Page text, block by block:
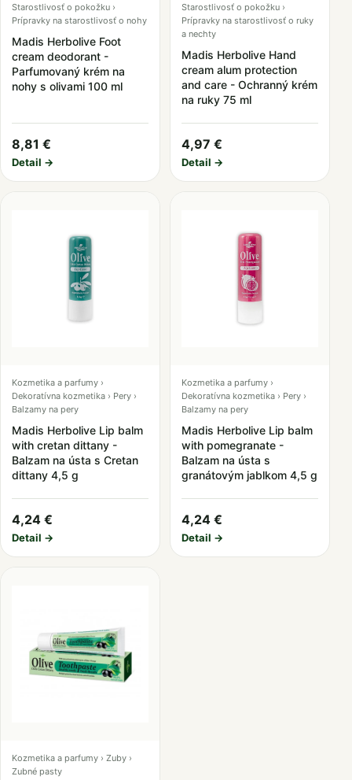
Starostlivosť o pokožku ›
Prípravky na starostlivosť o nohy
Madis Herbolive Foot
cream deodorant -
Parfumovaný krém na
nohy s olivami 100 ml
8,81 €
Detail →
Starostlivosť o pokožku ›
Prípravky na starostlivosť o ruky
a nechty
Madis Herbolive Hand
cream alum protection
and care - Ochranný krém
na ruky 75 ml
4,97 €
Detail →
Kozmetika a parfumy ›
Dekoratívna kozmetika › Pery ›
Balzamy na pery
Madis Herbolive Lip balm
with cretan dittany -
Balzam na ústa s Cretan
dittany 4,5 g
4,24 €
Detail →
Kozmetika a parfumy ›
Dekoratívna kozmetika › Pery ›
Balzamy na pery
Madis Herbolive Lip balm
with pomegranate -
Balzam na ústa s
granátovým jablkom 4,5 g
4,24 €
Detail →
Kozmetika a parfumy › Zuby ›
Zubné pasty